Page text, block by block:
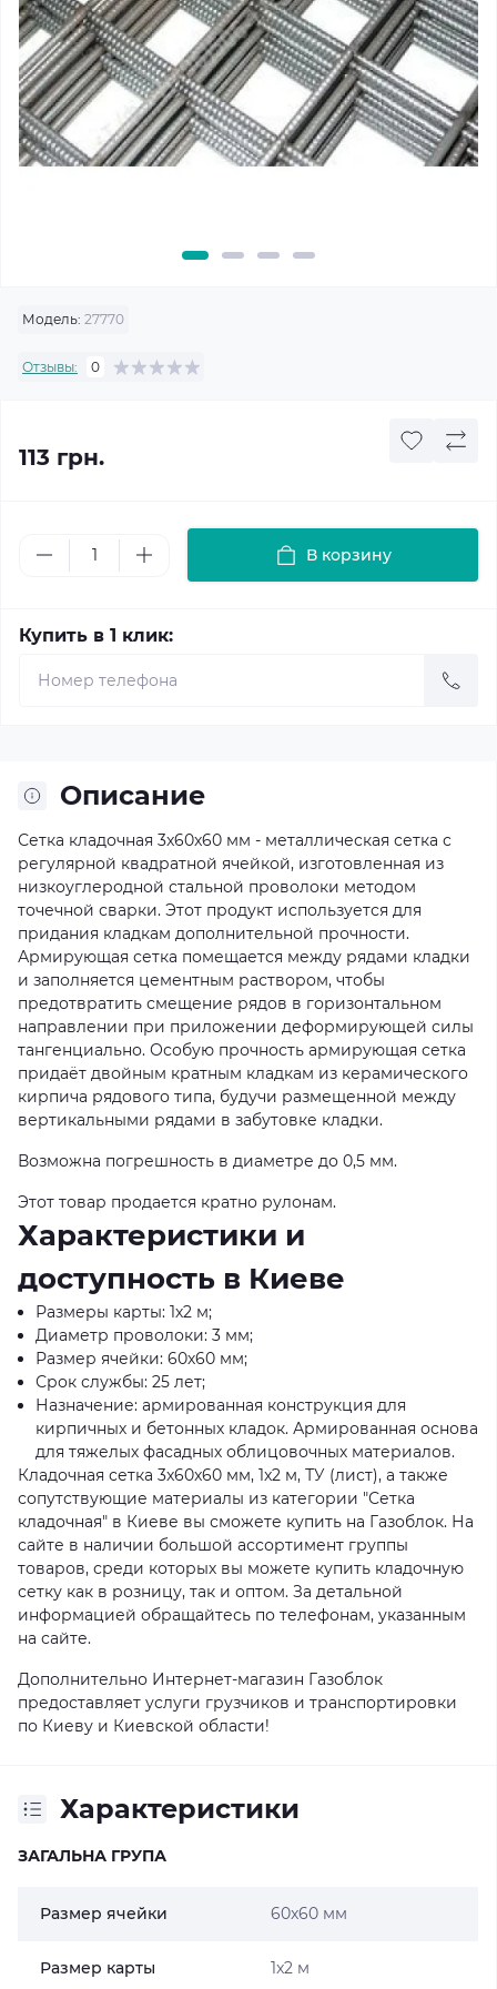
Модель: 27770
Отзывы: 0
113 грн.
В корзину
Купить в 1 клик:
Описание
Сетка кладочная 3x60x60 мм - металлическая сетка с
регулярной квадратной ячейкой, изготовленная из
низкоуглеродной стальной проволоки методом
точечной сварки. Этот продукт используется для
придания кладкам дополнительной прочности.
Армирующая сетка помещается между рядами кладки
и заполняется цементным раствором, чтобы
предотвратить смещение рядов в горизонтальном
направлении при приложении деформирующей силы
тангенциально. Особую прочность армирующая сетка
придаёт двойным кратным кладкам из керамического
кирпича рядового типа, будучи размещенной между
вертикальными рядами в забутовке кладки.
Возможна погрешность в диаметре до 0,5 мм.
Этот товар продается кратно рулонам.
Характеристики и
доступность в Киеве
Размеры карты: 1х2 м;
Диаметр проволоки: 3 мм;
Размер ячейки: 60х60 мм;
Срок службы: 25 лет;
Назначение: армированная конструкция для
кирпичных и бетонных кладок. Армированная основа
для тяжелых фасадных облицовочных материалов.
Кладочная сетка 3x60x60 мм, 1x2 м, ТУ (лист), а также
сопутствующие материалы из категории "Сетка
кладочная" в Киеве вы сможете купить на Газоблок. На
сайте в наличии большой ассортимент группы
товаров, среди которых вы можете купить кладочную
сетку как в розницу, так и оптом. За детальной
информацией обращайтесь по телефонам, указанным
на сайте.
Дополнительно Интернет-магазин Газоблок
предоставляет услуги грузчиков и транспортировки
по Киеву и Киевской области!
Характеристики
ЗАГАЛЬНА ГРУПА
Размер ячейки 60x60 мм
Размер карты 1x2 м